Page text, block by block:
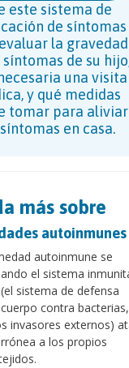
este sistema de
de síntomas
la gravedad
síntomas de su
una visita
y qué medidas
tomar para aliviar
en casa.
más sobre
autoinmunes
autoinmune se
el sistema
sistema de defensa
contra bacterias,
invasores externos)
a los propios